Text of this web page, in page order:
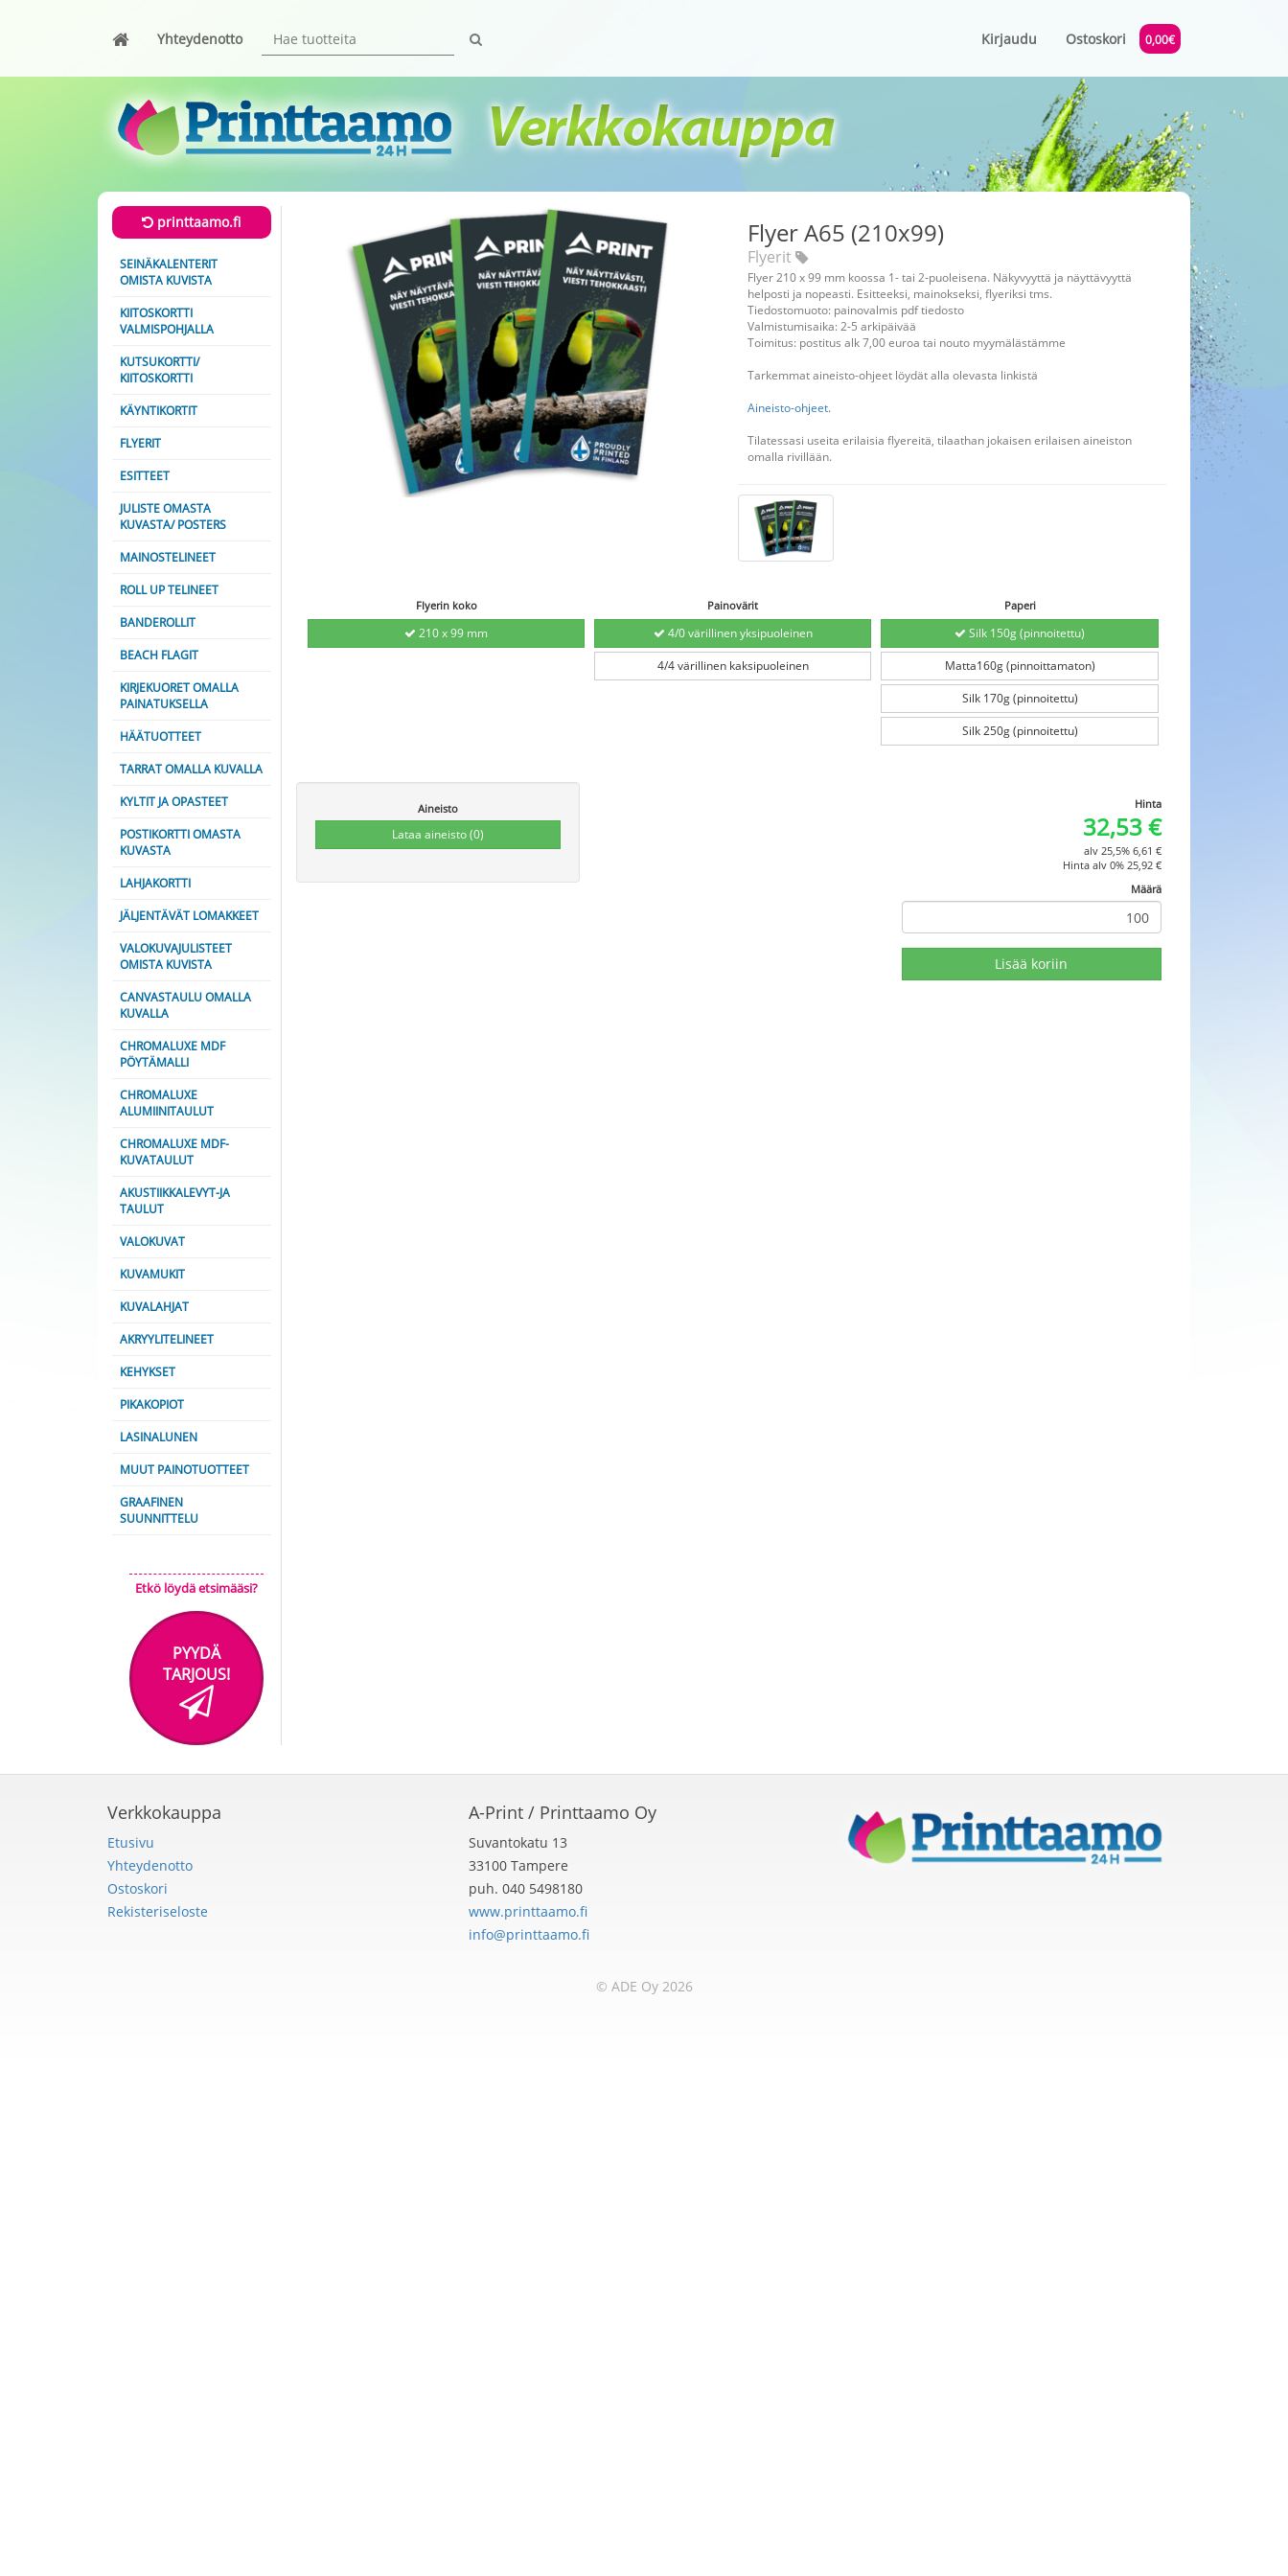
Yhteydenotto Kirjaudu Ostoskori 0,00€
printtaamo.fi
SEINÄKALENTERIT
OMISTA KUVISTA
KIITOSKORTTI
VALMISPOHJALLA
KUTSUKORTTI/
KIITOSKORTTI
KÄYNTIKORTIT
FLYERIT
ESITTEET
JULISTE OMASTA
KUVASTA/ POSTERS
MAINOSTELINEET
ROLL UP TELINEET
BANDEROLLIT
BEACH FLAGIT
KIRJEKUORET OMALLA
PAINATUKSELLA
HÄÄTUOTTEET
TARRAT OMALLA KUVALLA
KYLTIT JA OPASTEET
POSTIKORTTI OMASTA
KUVASTA
LAHJAKORTTI
JÄLJENTÄVÄT LOMAKKEET
VALOKUVAJULISTEET
OMISTA KUVISTA
CANVASTAULU OMALLA
KUVALLA
CHROMALUXE MDF
PÖYTÄMALLI
CHROMALUXE
ALUMIINITAULUT
CHROMALUXE MDF-
KUVATAULUT
AKUSTIIKKALEVYT-JA
TAULUT
VALOKUVAT
KUVAMUKIT
KUVALAHJAT
AKRYYLITELINEET
KEHYKSET
PIKAKOPIOT
LASINALUNEN
MUUT PAINOTUOTTEET
GRAAFINEN
SUUNNITTELU
Etkö löydä etsimääsi?
PYYDÄ
TARJOUS!
Flyer A65 (210x99)
Flyerit
Flyer 210 x 99 mm koossa 1- tai 2-puoleisena. Näkyvyyttä ja näyttävyyttä
helposti ja nopeasti. Esitteeksi, mainokseksi, flyeriksi tms.
Tiedostomuoto: painovalmis pdf tiedosto
Valmistumisaika: 2-5 arkipäivää
Toimitus: postitus alk 7,00 euroa tai nouto myymälästämme
Tarkemmat aineisto-ohjeet löydät alla olevasta linkistä
Aineisto-ohjeet.
Tilatessasi useita erilaisia flyereitä, tilaathan jokaisen erilaisen aineiston
omalla rivillään.
Flyerin koko Painovärit Paperi
210 x 99 mm 4/0 värillinen yksipuoleinen
Silk 150g (pinnoitettu)
4/4 värillinen kaksipuoleinen
Matta160g (pinnoittamaton)
Silk 170g (pinnoitettu)
Silk 250g (pinnoitettu)
Aineisto
Lataa aineisto(0)
Hinta
32,53€
alv 25,5% 6,61 €
Hinta alv 0% 25,92€
Määrä
Lisää koriin
Verkkokauppa
Etusivu
Yhteydenotto
Ostoskori
Rekisteriseloste
A-Print / Printtaamo Oy
Suvantokatu 13
33100 Tampere
puh. 040 5498180
www.printtaamo.fi
info@printtaamo.fi
© ADE Oy 2026